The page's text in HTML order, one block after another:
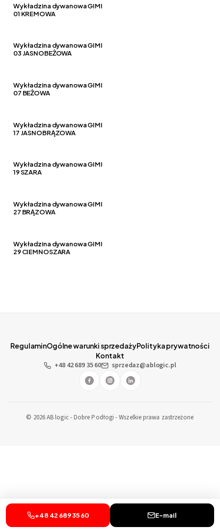
Wykładzina dywanowa GIMI
01 KREMOWA
Wykładzina dywanowa GIMI
03 JASNOBEŻOWA
Wykładzina dywanowa GIMI
07 BEŻOWA
Wykładzina dywanowa GIMI
17 JASNOBRĄZOWA
Wykładzina dywanowa GIMI
19 SZARA
Wykładzina dywanowa GIMI
27 BRĄZOWA
Wykładzina dywanowa GIMI
29 CIEMNOSZARA
RegulaminOgólne warunki sprzedażyPolityka prywatności
Kontakt
+48 42 689 35 60 sprzedaz@ablogic.pl
© 2026 AB logic - Dobre Podłogi - Wszelkie prawa zastrzeżone